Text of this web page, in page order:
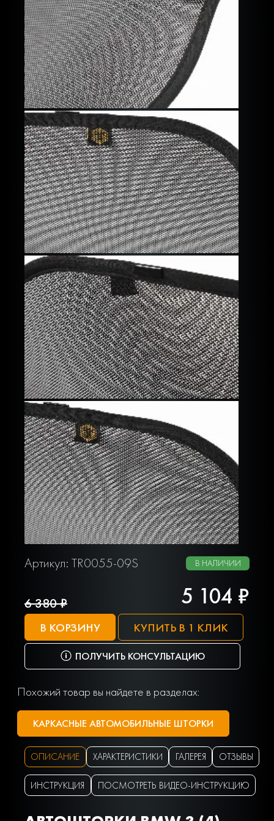
Артикул: TR0055-09S В НАЛИЧИИ
6 380 ₽ 5 104 ₽
В КОРЗИНУ КУПИТЬ В 1 КЛИК
ПОЛУЧИТЬ КОНСУЛЬТАЦИЮ
Похожий товар вы найдете в разделах:
КАРКАСНЫЕ АВТОМОБИЛЬНЫЕ ШТОРКИ
ОПИСАНИЕ ХАРАКТЕРИСТИКИ ГАЛЕРЕЯ ОТЗЫВЫ
ИНСТРУКЦИЯ ПОСМОТРЕТЬ ВИДЕО-ИНСТРУКЦИЮ